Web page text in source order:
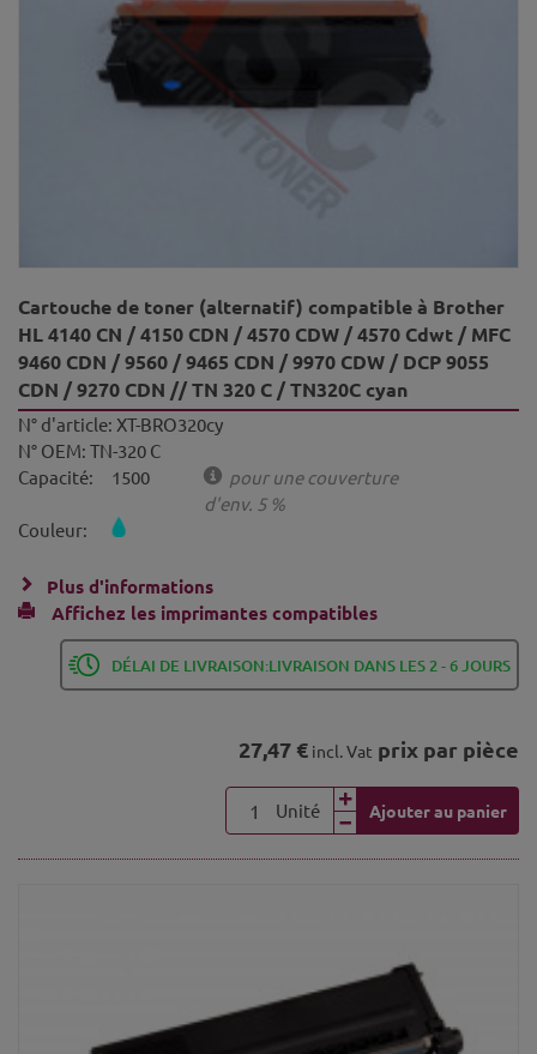
Cartouche de toner (alternatif) compatible à Brother
HL 4140 CN / 4150 CDN / 4570 CDW / 4570 Cdwt / MFC
9460 CDN / 9560 / 9465 CDN / 9970 CDW / DCP 9055
CDN / 9270 CDN // TN 320 C / TN320C cyan
N° d'article: XT-BRO320cy
N° OEM: TN-320 C
Capacité:
1500
pour une couverture
d'env. 5 %
Couleur:
Plus d'informations
Affichez les imprimantes compatibles
DÉLAI DE LIVRAISON:LIVRAISON DANS LES 2 - 6 JOURS
27,47 € incl. Vat prix par pièce
Unité Ajouter au panier